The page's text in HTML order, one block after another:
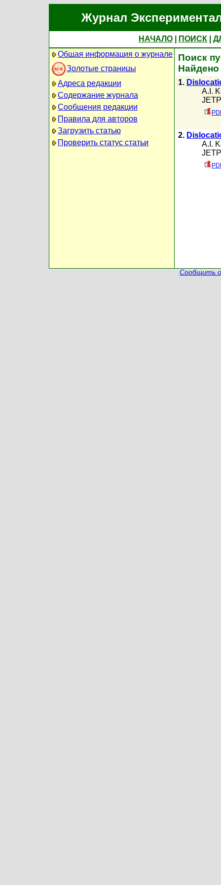
Журнал
НАЧАЛО ПОИСК
Общая информация о журнале
Золотые страницы
Адреса редакции
Содержание журнала
Сообщения редакции
Правила для авторов
Загрузить статью
Проверить статус статьи
Поиск
Найдено
1.
A.I.
2.
A.I.
Сообщить о